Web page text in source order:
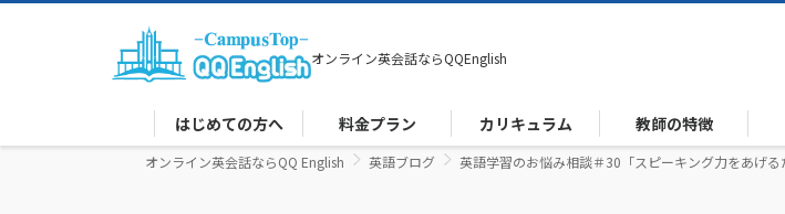
オンライン英会話ならQQEnglish
はじめての方へ 料金プラン カリキュラム 教師の特徴
オンライン英会話ならQQ English 英語ブログ 英語学習のお悩み相談＃30「スピーキング力をあげる